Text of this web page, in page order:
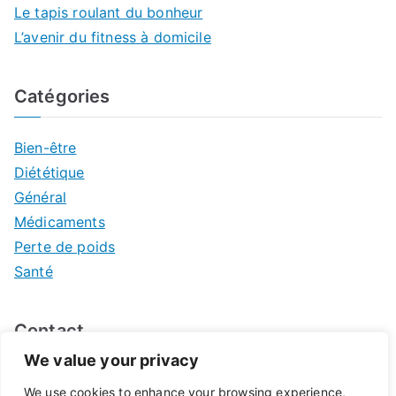
We value your privacy
We use cookies to enhance your browsing experience,
Le tapis roulant du bonheur
L’avenir du fitness à domicile
Catégories
Bien-être
Diététique
Général
Médicaments
Perte de poids
Santé
Contact